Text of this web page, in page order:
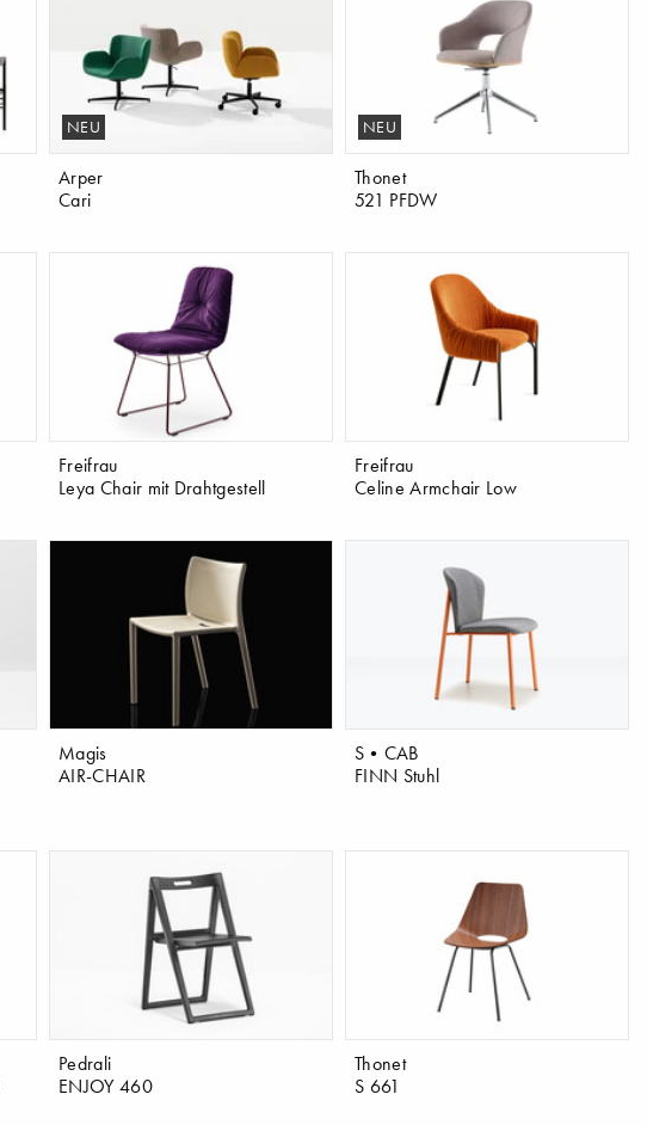
NEU
Arper
Cari
NEU
Thonet
521 PFDW
Freifrau
Leya Chair mit Drahtgestell
Freifrau
Celine Armchair Low
Magis
AIR-CHAIR
S•CAB
FINN Stuhl
Pedrali
ENJOY 460
Thonet
S 661